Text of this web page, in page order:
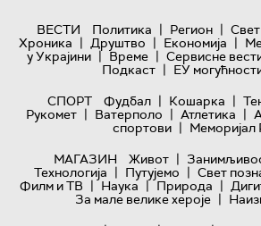
ВЕСТИ Политика | Регион | Свет
Хроника | Друштво | Економија |
у Украјини | Време | Сервисне
Подкаст | ЕУ
СПОРТ
Фудбал | Кошарка |
Рукомет | Ватерполо | Атлетика |
спортови | Меморијал
МАГАЗИН
Живот |
Технологијa | Путујемо | Свет
Филм и ТВ | Наука | Природа |
За мале велике хероје |